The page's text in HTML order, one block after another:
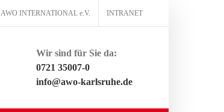
AWO INTERNATIONAL e.V. INTRANET
Wir sind für Sie da:
0721 35007-0
info@awo-karlsruhe.de